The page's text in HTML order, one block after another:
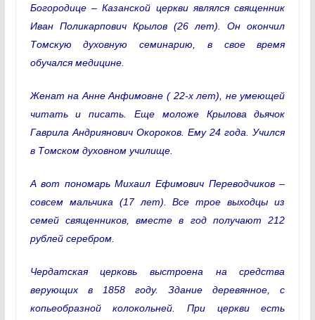
Богородице – Казанской церкви являлся священник
Иван Поликарпович Крылов (26 лет). Он окончил
Томскую духовную семинарию, в свое время
обучался медицине.
Женат на Анне Анфимовне ( 22-х лет), не умеющей
читать и писать. Еще моложе Крылова дьячок
Гаврила Андриянович Окороков. Ему 24 года. Учился
в Томском духовном училище.
А вот пономарь Михаил Ефимович Переводчиков –
совсем мальчика (17 лет). Все трое выходцы из
семей священников, вместе в год получают 212
рублей серебром.
Чердатская церковь выстроена на средства
верующих в 1858 году. Здание деревянное, с
копьеобразной колокольней. При церкви есть